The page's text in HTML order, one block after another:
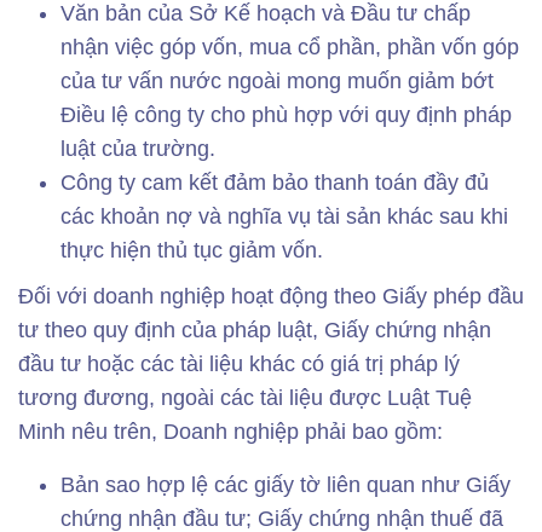
Văn bản của Sở Kế hoạch và Đầu tư chấp
nhận việc góp vốn, mua cổ phần, phần vốn góp
của tư vấn nước ngoài mong muốn giảm bớt
Điều lệ công ty cho phù hợp với quy định pháp
luật của trường.
Công ty cam kết đảm bảo thanh toán đầy đủ
các khoản nợ và nghĩa vụ tài sản khác sau khi
thực hiện thủ tục giảm vốn.
Đối với doanh nghiệp hoạt động theo Giấy phép đầu
tư theo quy định của pháp luật, Giấy chứng nhận
đầu tư hoặc các tài liệu khác có giá trị pháp lý
tương đương, ngoài các tài liệu được Luật Tuệ
Minh nêu trên, Doanh nghiệp phải bao gồm:
Bản sao hợp lệ các giấy tờ liên quan như Giấy
chứng nhận đầu tư; Giấy chứng nhận thuế đã